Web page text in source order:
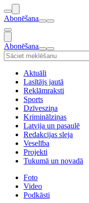
Abonēšana
Abonēšana
Aktuāli
Lasītājs jautā
Reklāmraksti
Sports
Dzīvesziņa
Kriminālziņas
Latvija un pasaulē
Redakcijas sleja
Veselība
Projekti
Tukumā un novadā
Foto
Video
Podkāsti